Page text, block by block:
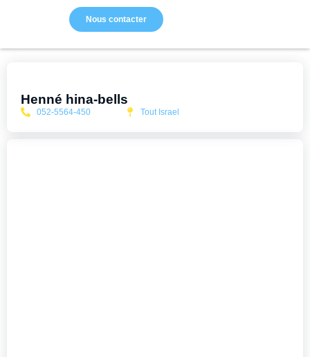
Nous contacter
Henné hina-bells
052-5564-450 Tout Israel